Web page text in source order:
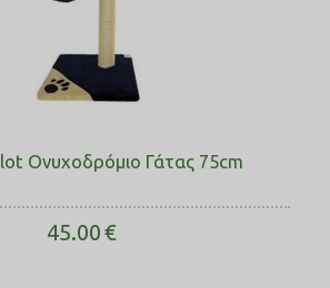
Ονυχοδρόμιο Γάτας 75cm
45.00€